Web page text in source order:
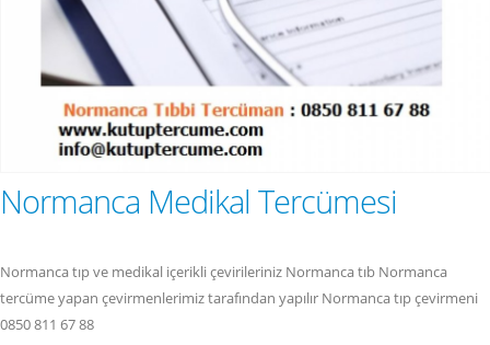
Normanca Medikal Tercümesi
Normanca tıp ve medikal içerikli çevirileriniz Normanca tıb Normanca
tercüme yapan çevirmenlerimiz tarafından yapılır Normanca tıp çevirmeni
0850 811 67 88